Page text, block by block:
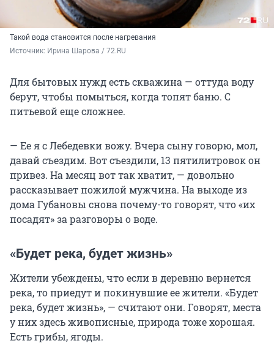
Такой вода становится после нагревания
Источник: Ирина Шарова / 72.RU
Для бытовых нужд есть скважина — оттуда воду
берут, чтобы помыться, когда топят баню. С
питьевой еще сложнее.
— Ее я с Лебедевки вожу. Вчера сыну говорю, мол,
давай съездим. Вот съездили, 13 пятилитровок он
привез. На месяц вот так хватит, — довольно
рассказывает пожилой мужчина. На выходе из
дома Губановы снова почему-то говорят, что «их
посадят» за разговоры о воде.
«Будет река, будет жизнь»
Жители убеждены, что если в деревню вернется
река, то приедут и покинувшие ее жители. «Будет
река, будет жизнь», — считают они. Говорят, места
у них здесь живописные, природа тоже хорошая.
Есть грибы, ягоды.